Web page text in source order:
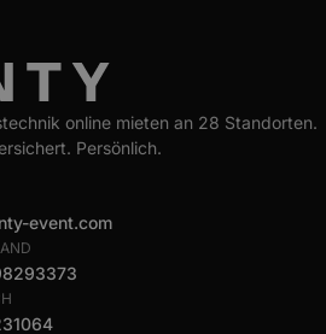
online mieten an 28 Standorten.
Persönlich.
event.com